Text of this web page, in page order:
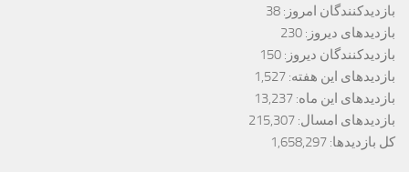
بازدیدکنندگان امروز: 38
بازدیدهای دیروز: 230
بازدیدکنندگان دیروز: 150
بازدیدهای این هفته: 1,527
بازدیدهای این ماه: 13,237
بازدیدهای امسال: 215,307
کل بازدیدها: 1,658,297